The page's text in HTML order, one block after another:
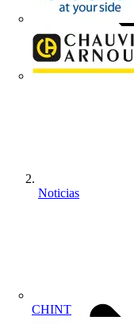
CHINT
Noticias